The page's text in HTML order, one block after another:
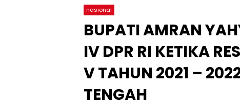
nasional
BUPATI AMRAN
IV DPR RI KETIKA
V TAHUN 2021 –
TENGAH